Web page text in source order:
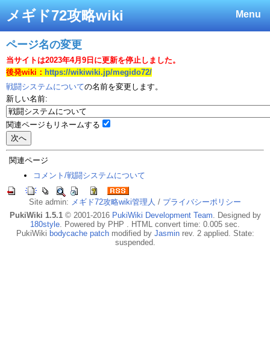
Menu
メギド72攻略wiki
ページ名の変更
当サイトは2023年4月9日に更新を停止しました。
後発wiki： https://wikiwiki.jp/megido72/
戦闘システムについての名前を変更します。
新しい名前:
関連ページもリネームする
関連ページ
コメント/戦闘システムについて
Site admin: メギド72攻略wiki管理人 / プライバシーポリシー
PukiWiki 1.5.1© 2001-2016 PukiWiki Development Team. Designed by
180style. Powered by PHP . HTML convert time: 0.005 sec.
PukiWiki bodycache patchmodified by Jasminrev. 2 applied. State:
suspended.